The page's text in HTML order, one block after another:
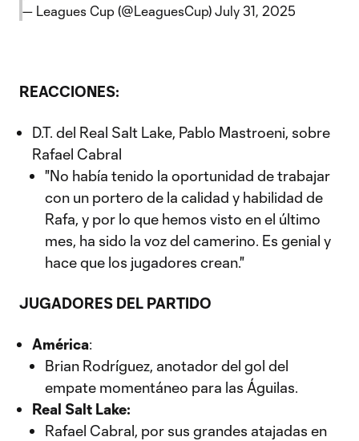
— Leagues Cup (@LeaguesCup) July 31, 2025
REACCIONES:
D.T. del Real Salt Lake, Pablo Mastroeni, sobre
Rafael Cabral
"No había tenido la oportunidad de trabajar
con un portero de la calidad y habilidad de
Rafa, y por lo que hemos visto en el último
mes, ha sido la voz del camerino. Es genial y
hace que los jugadores crean."
JUGADORES DEL PARTIDO
América:
Brian Rodríguez, anotador del gol del
empate momentáneo para las Águilas.
Real Salt Lake:
Rafael Cabral, por sus grandes atajadas en